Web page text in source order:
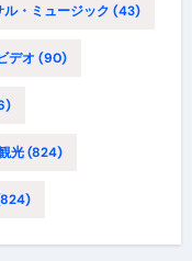
・ミュージック (43)
デオ (90)
光(824)